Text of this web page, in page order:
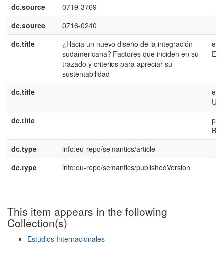
dc.source
0719-3769
dc.source
0716-0240
dc.title
¿Hacia un nuevo diseño de la integración
sudamericana? Factores que inciden en su
trazado y criterios para apreciar su
sustentabilidad
es-
ES
dc.title
en-
US
dc.title
pt-
BR
dc.type
info:eu-repo/semantics/article
dc.type
info:eu-repo/semantics/publishedVersion
This item appears in the following
Collection(s)
Estudios Internacionales